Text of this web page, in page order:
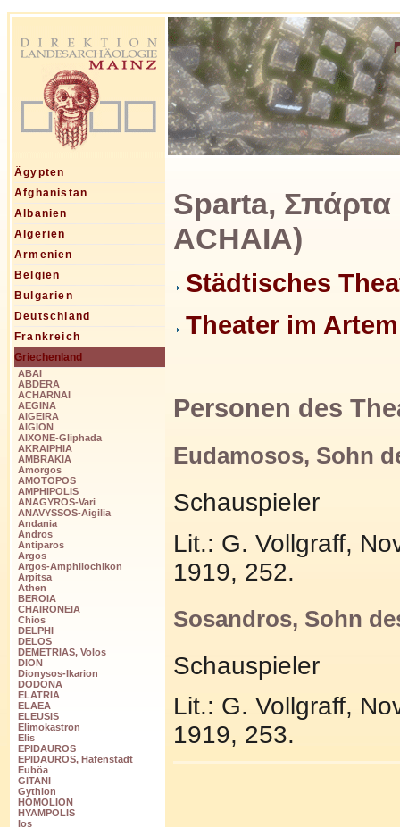
Ägypten
Afghanistan
Albanien
Algerien
Armenien
Belgien
Bulgarien
Deutschland
Frankreich
Griechenland
ABAI
ABDERA
ACHARNAI
AEGINA
AIGEIRA
AIGION
AIXONE-Gliphada
AKRAIPHIA
AMBRAKIA
Amorgos
AMOTOPOS
AMPHIPOLIS
ANAGYROS-Vari
ANAVYSSOS-Aigilia
Andania
Andros
Antiparos
Argos
Argos-Amphilochikon
Arpitsa
Athen
BEROIA
CHAIRONEIA
Chios
DELPHI
DELOS
DEMETRIAS, Volos
DION
Dionysos-Ikarion
DODONA
ELATRIA
ELAEA
ELEUSIS
Elimokastron
Elis
EPIDAUROS
EPIDAUROS, Hafenstadt
Euböa
GITANI
Gythion
HOMOLION
HYAMPOLIS
Ios
Sparta,
ACHAIA)
Städtisches
Theater im
Personen des
Eudamosos, Sohn
Schauspieler
Lit.: G. Vollgraff,
1919, 252.
Sosandros, Sohn
Schauspieler
Lit.: G. Vollgraff,
1919, 253.